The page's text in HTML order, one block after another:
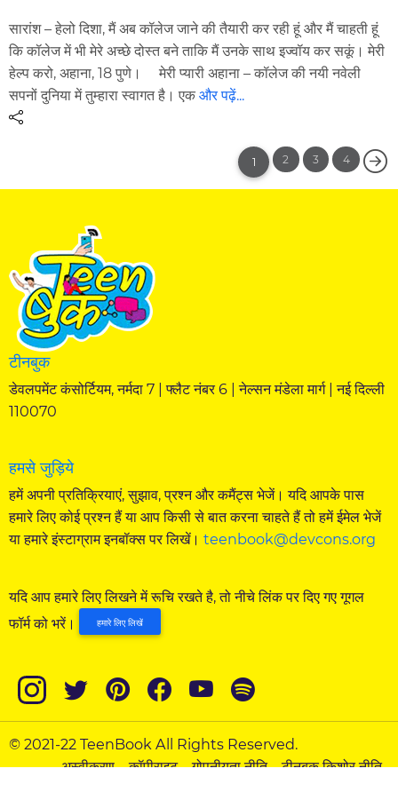
सारांश – हेलो दिशा, मैं अब कॉलेज जाने की तैयारी कर रही हूं और मैं चाहती हूं
कि कॉलेज में भी मेरे अच्छे दोस्त बने ताकि मैं उनके साथ इज्वॉय कर सकूं। मेरी
हेल्प करो, अहाना, 18 पुणे। मेरी प्यारी अहाना – कॉलेज की नयी नवेली
सपनों दुनिया में तुम्हारा स्वागत है। एकऔर पढ़ें...
1 2 3 4
टीनबुक
डेवलपमेंट कंसोर्टियम, नर्मदा 7 | फ्लैट नंबर 6 | नेल्सन मंडेला मार्ग | नई दिल्ली
110070
हमसे जुड़िये
हमें अपनी प्रतिक्रियाएं, सुझाव, प्रश्न और कमैंट्स भेजें। यदि आपके पास
हमारे लिए कोई प्रश्न हैं या आप किसी से बात करना चाहते हैं तो हमें ईमेल भेजें
या हमारे इंस्टाग्राम इनबॉक्स पर लिखें।teenbook@devcons.org
यदि आप हमारे लिए लिखने में रूचि रखते है, तो नीचे लिंक पर दिए गए गूगल
फॉर्म को भरें।
हमारे लिए लिखें
© 2021-22 TeenBook All Rights Reserved.
अस्वीकरण
कॉपीराइट गोपनीयता नीति टीनबुक किशोर नीति